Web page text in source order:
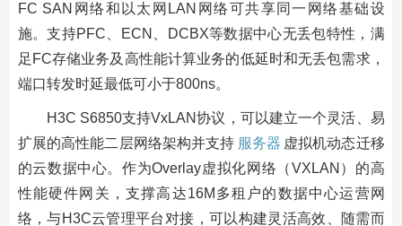
FC SAN网络和以太网LAN网络可共享同一网络基础设
施。支持PFC、ECN、DCBX等数据中心无丢包特性，满
足FC存储业务及高性能计算业务的低延时和无丢包需求，
端口转发时延最低可小于800ns。
H3C S6850支持VxLAN协议，可以建立一个灵活、易
扩展的高性能二层网络架构并支持 服务器 虚拟机动态迁移
的云数据中心。作为Overlay虚拟化网络（VXLAN）的高
性能硬件网关，支撑高达16M多租户的数据中心运营网
络，与H3C云管理平台对接，可以构建灵活高效、随需而